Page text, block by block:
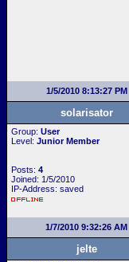
1/5/2010 8:13:27 PM
solarisator
Group: User
Level: Junior Member
Posts: 4
Joined: 1/5/2010
IP-Address: saved
1/7/2010 9:32:26 AM
jelte